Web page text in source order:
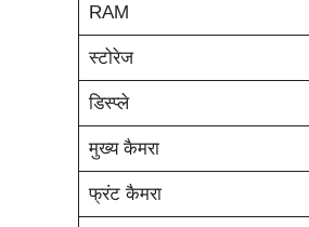
RAM
स्टोरेज
डिस्प्ले
मुख्य कैमरा
फ्रंट कैमरा